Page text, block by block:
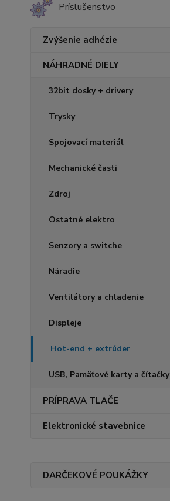
Príslušenstvo
Zvýšenie adhézie
NÁHRADNÉ DIELY
32bit dosky + drivery
Trysky
Spojovací materiál
Mechanické časti
Zdroj
Ostatné elektro
Senzory a switche
Náradie
Ventilátory a chladenie
Displeje
Hot-end + extrúder
USB, Pamäťové karty a čítačky
PRÍPRAVA TLAČE
Elektronické stavebnice
DARČEKOVÉ POUKÁŽKY